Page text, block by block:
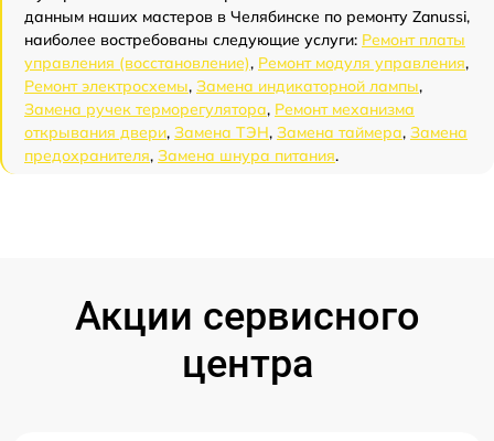
данным наших мастеров в Челябинске по ремонту Zanussi,
наиболее востребованы следующие услуги: Ремонт платы
управления (восстановление), Ремонт модуля управления,
Ремонт электросхемы, Замена индикаторной лампы,
Замена ручек терморегулятора, Ремонт механизма
открывания двери, Замена ТЭН, Замена таймера, Замена
предохранителя, Замена шнура питания.
Акции сервисного
центра